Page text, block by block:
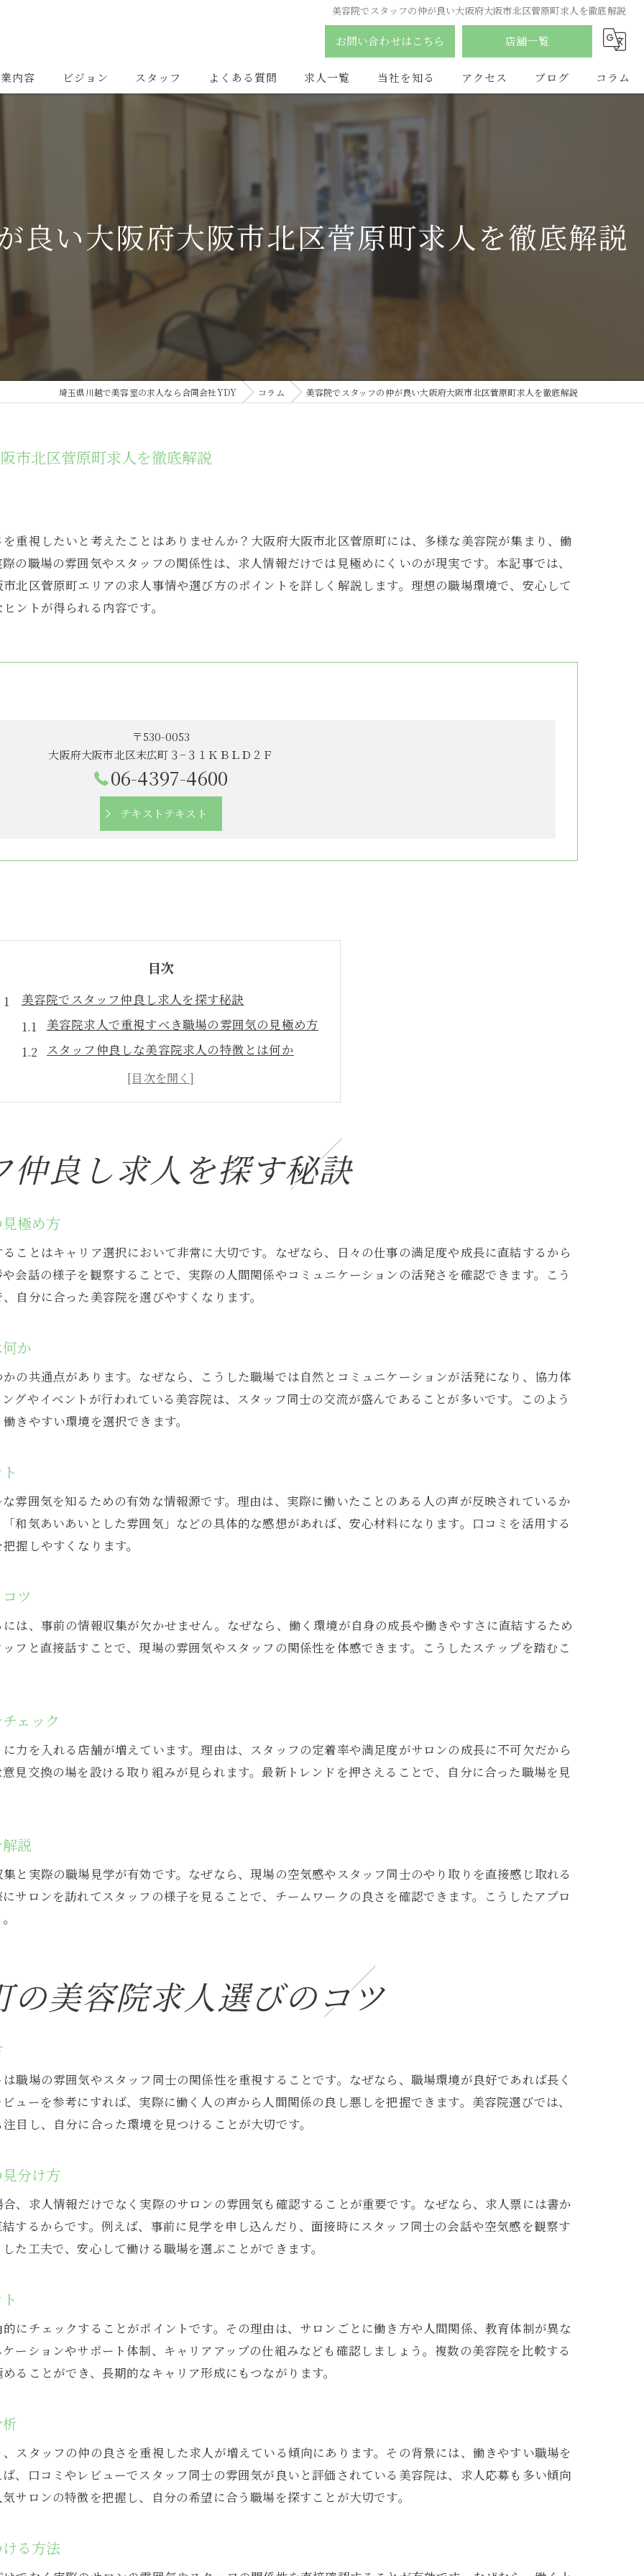
美容院でスタッフの仲が良い大阪府大阪市北区菅原町求人を徹底解説
お問い合わせはこちら 店舗一覧
内容 ビジョン スタッフ よくある質問 求人一覧 当社を知る
南森町の美容室
ふじみ野市の美容室
アルバイト
パート
スタイリスト
アクセス
vist
ブログ コラム
良い大阪府大阪市北区菅原町求人を徹底解説
埼玉県川越で美容室の求人なら合同会社YDY コラム 美容院でスタッフの仲が良い大阪府大阪市北区菅原町求人を徹底解説
市北区菅原町求人を徹底解説
重視したいと考えたことはありませんか？大阪府大阪市北区菅原町には、多様な美容院が集まり、働
の職場の雰囲気やスタッフの関係性は、求人情報だけでは見極めにくいのが現実です。本記事では、
北区菅原町エリアの求人事情や選び方のポイントを詳しく解説します。理想の職場環境で、安心して
ントが得られる内容です。
〒530-0053
大阪府大阪市北区末広町３−３１ＫＢＬＤ２Ｆ
06-4397-4600
テキストテキスト
目次
美容院でスタッフ仲良し求人を探す秘訣
美容院求人で重視すべき職場の雰囲気の見極め方
スタッフ仲良しな美容院求人の特徴とは何か
口コミでわかる美容院求人選びのポイント
美容院求人で理想の人間関係を見つけるコツ
大阪市北区菅原町の美容院求人選びのコツ
スタッフの仲の良さを知る美容院求人の見分け方
美容院求人で職場環境を比較するポイント
大阪市北区で人気の美容院求人の傾向分析
美容院求人から働きやすいサロンを見つける方法
働きやすい美容院求人の見極めポイント
美容院求人で福利厚生と環境を確認する方法
スタッフ仲良しな美容院の職場見学のポイント
美容院求人から分かるチームワークの良さ
美容院求人の面接で聞くべき質問例
美容院の人間関係が良い職場を見つける方法
美容院求人で人間関係の良さを見抜くポイント
美容院求人で働きやすい人間関係を重視する理由
スタッフ同士が支え合う美容院求人の探し方
美容院求人で感じるスタッフ仲良しのメリット
スタッフ同士の支え合いがある美容院求人の良さ
美容院求人で実感できる働きやすさの理由
美容院求人で職場環境の良さを重視する理由
美容院求人で良好な職場関係が重要な理由
職場の雰囲気が美容院求人選びに与える影響
美容院求人で人間関係を重視すべき理由
美容院求人で理想の職場環境を探す方法
スタッフ仲良しな美容院求人の見極め方
美容院求人で働きやすいサロンの特徴
大阪市北区の美容院求人で人気の条件とは
美容院求人で長く働ける職場の選び方
スタッフ同士が支え合う美容院求人の特徴
美容院求人で支え合いを感じる職場とは
スタッフ仲良しな美容院求人の現場の声
美容院求人で助け合い文化のある職場探し
美容院求人で働きやすさを体感する方法
良し求人を探す秘訣
極め方
ことはキャリア選択において非常に大切です。なぜなら、日々の仕事の満足度や成長に直結するから
会話の様子を観察することで、実際の人間関係やコミュニケーションの活発さを確認できます。こう
自分に合った美容院を選びやすくなります。
か
の共通点があります。なぜなら、こうした職場では自然とコミュニケーションが活発になり、協力体
グやイベントが行われている美容院は、スタッフ同士の交流が盛んであることが多いです。このよう
きやすい環境を選択できます。
雰囲気を知るための有効な情報源です。理由は、実際に働いたことのある人の声が反映されているか
和気あいあいとした雰囲気」などの具体的な感想があれば、安心材料になります。口コミを活用する
握しやすくなります。
ツ
は、事前の情報収集が欠かせません。なぜなら、働く環境が自身の成長や働きやすさに直結するため
フと直接話すことで、現場の雰囲気やスタッフの関係性を体感できます。こうしたステップを踏むこ
ェック
力を入れる店舗が増えています。理由は、スタッフの定着率や満足度がサロンの成長に不可欠だから
見交換の場を設ける取り組みが見られます。最新トレンドを押さえることで、自分に合った職場を見
説
と実際の職場見学が有効です。なぜなら、現場の空気感やスタッフ同士のやり取りを直接感じ取れる
サロンを訪れてスタッフの様子を見ることで、チームワークの良さを確認できます。こうしたアプロ
美容院求人選びのコツ
職場の雰囲気やスタッフ同士の関係性を重視することです。なぜなら、職場環境が良好であれば長く
ューを参考にすれば、実際に働く人の声から人間関係の良し悪しを把握できます。美容院選びでは、
目し、自分に合った環境を見つけることが大切です。
分け方
、求人情報だけでなく実際のサロンの雰囲気も確認することが重要です。なぜなら、求人票には書か
するからです。例えば、事前に見学を申し込んだり、面接時にスタッフ同士の会話や空気感を観察す
た工夫で、安心して働ける職場を選ぶことができます。
にチェックすることがポイントです。その理由は、サロンごとに働き方や人間関係、教育体制が異な
ーションやサポート体制、キャリアアップの仕組みなども確認しましょう。複数の美容院を比較する
ることができ、長期的なキャリア形成にもつながります。
スタッフの仲の良さを重視した求人が増えている傾向にあります。その背景には、働きやすい職場を
、口コミやレビューでスタッフ同士の雰囲気が良いと評価されている美容院は、求人応募も多い傾向
サロンの特徴を把握し、自分の希望に合う職場を探すことが大切です。
る方法